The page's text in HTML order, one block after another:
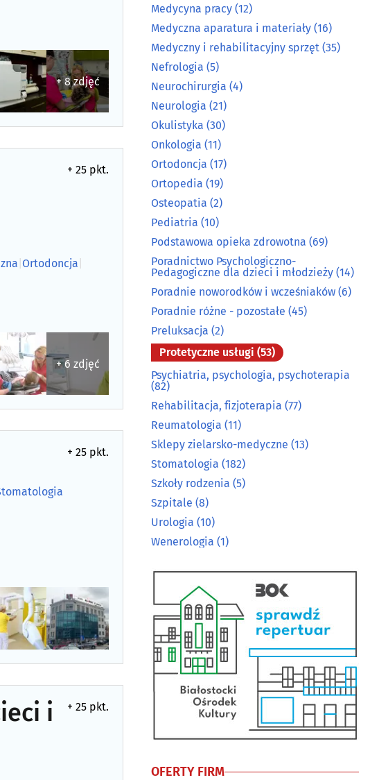
+ 8 zdjęć
+ 25 pkt.
Ortodoncja
+ 6 zdjęć
+ 25 pkt.
+ 25 pkt.
i
Medycyna pracy (12)
Medyczna aparatura i materiały (16)
Medyczny i rehabilitacyjny sprzęt (35)
Nefrologia (5)
Neurochirurgia (4)
Neurologia (21)
Okulistyka (30)
Onkologia (11)
Ortodoncja (17)
Ortopedia (19)
Osteopatia (2)
Pediatria (10)
Podstawowa opieka zdrowotna (69)
Poradnictwo Psychologiczno-
Pedagogiczne dla dzieci i młodzieży (14)
Poradnie noworodków i wcześniaków (6)
Poradnie różne - pozostałe (45)
Preluksacja (2)
Protetyczne usługi (53)
Psychiatria, psychologia, psychoterapia
(82)
Rehabilitacja, fizjoterapia (77)
Reumatologia (11)
Sklepy zielarsko-medyczne (13)
Stomatologia (182)
Szkoły rodzenia (5)
Szpitale (8)
Urologia (10)
Wenerologia (1)
OFERTY FIRM